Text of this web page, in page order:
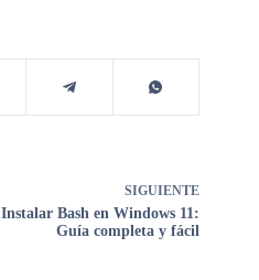
SIGUIENTE
Instalar Bash en Windows 11:
Guía completa y fácil